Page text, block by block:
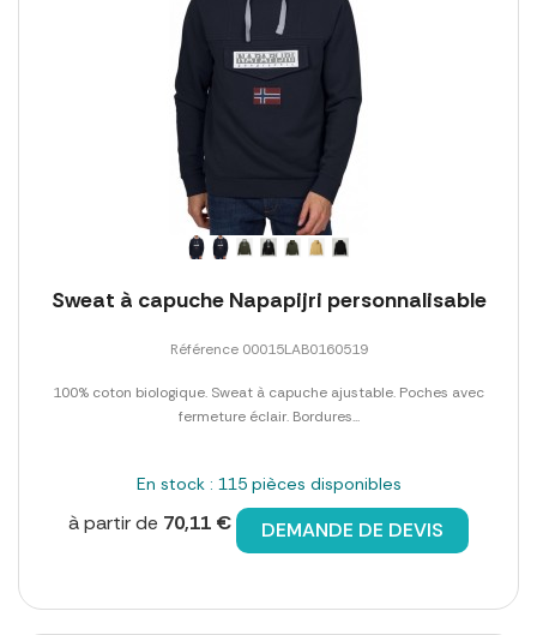
Sweat à capuche Napapijri personnalisable
Référence 00015LAB0160519
100% coton biologique. Sweat à capuche ajustable. Poches avec
fermeture éclair. Bordures...
En stock : 115 pièces disponibles
à partir de 70,11 € DEMANDE DE DEVIS